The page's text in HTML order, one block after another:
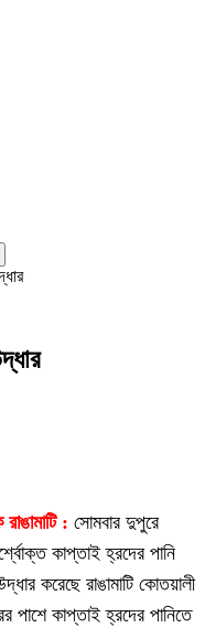
: সোমবার দুপুরে
কাপ্তাই হ্রদের পানি
করেছে রাঙামাটি কোতয়ালী
পাশে কাপ্তাই হ্রদের পানিতে